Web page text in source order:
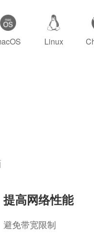
Linux
提高网络性能
避免带宽限制